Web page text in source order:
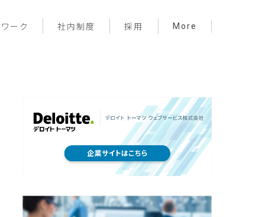
ーク 社内制度 採用 More
サーバーレス
プライベート